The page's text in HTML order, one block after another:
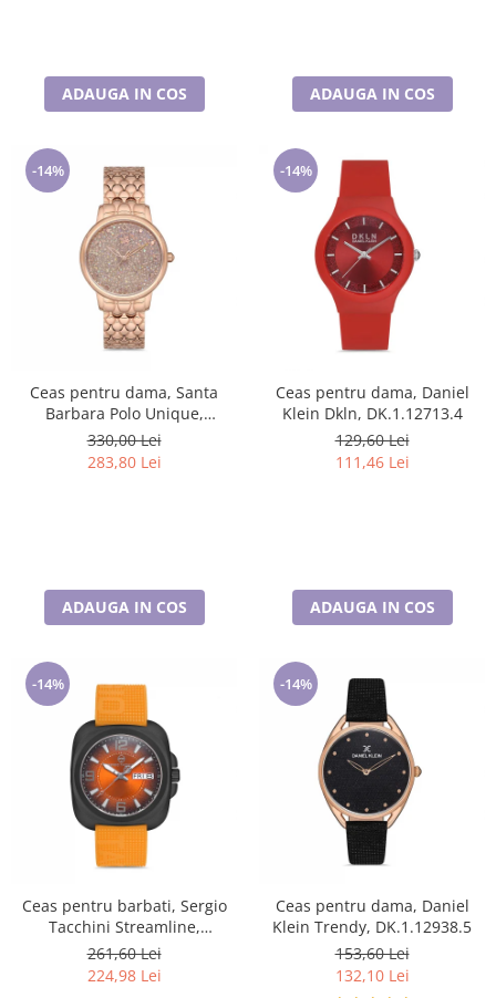
ADAUGA IN COS ADAUGA IN COS
-14%
Ceas pentru dama, Santa
Barbara Polo Unique,
SB.1.10127.2
330,00 Lei
283,80 Lei
ADAUGA IN COS
-14%
Ceas pentru dama, Daniel
Klein Dkln, DK.1.12713.4
129,60 Lei
111,46 Lei
ADAUGA IN COS
-14%
Ceas pentru barbati, Sergio
Tacchini Streamline,
ST.1.10092.3
261,60 Lei
224,98 Lei
-14%
Ceas pentru dama, Daniel
Klein Trendy, DK.1.12938.5
153,60 Lei
132,10 Lei